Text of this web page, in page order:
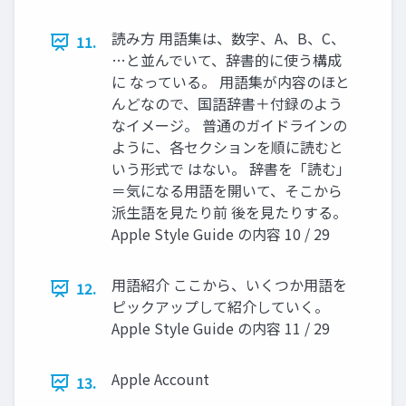
11.
読み方 用語集は、数字、A、B、C、
…と並んでいて、辞書的に使う構成
に なっている。 用語集が内容のほと
んどなので、国語辞書＋付録のよう
なイメージ。 普通のガイドラインの
ように、各セクションを順に読むと
いう形式で はない。 辞書を「読む」
＝気になる用語を開いて、そこから
派生語を見たり前 後を見たりする。
Apple Style Guide の内容 10 / 29
12.
用語紹介 ここから、いくつか用語を
ピックアップして紹介していく。
Apple Style Guide の内容 11 / 29
13. Apple Account